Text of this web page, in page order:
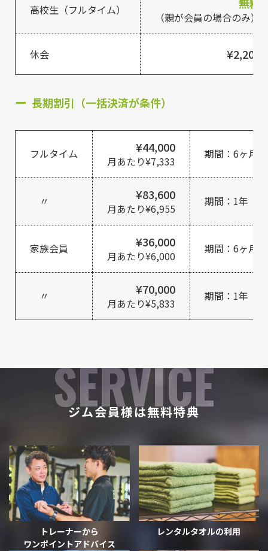
高校生（フルタイム） 無料
（親が会員の場合のみ）
休会 ¥2,200
長期割引（一括決済が条件）
フルタイム ¥44,000
月あたり¥7,333
期間：6ヶ月
〃 ¥83,600
月あたり¥6,955
期間：1年
家族会員 ¥36,000
月あたり¥6,000
期間：6ヶ月
〃 ¥70,000
月あたり¥5,833
期間：1年
SERVICE
ジム会員様は無料特典
トレーナーから
ワンポイントアドバイス
レンタルタオルの利用